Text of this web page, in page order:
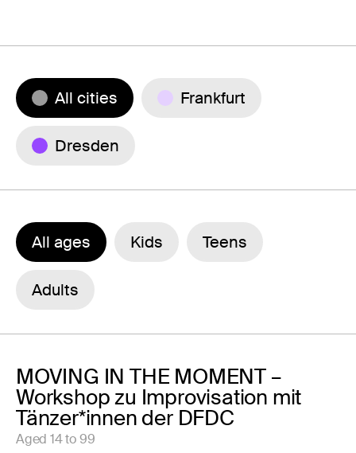
All cities Frankfurt
Dresden
All ages Kids Teens
Adults
MOVING IN THE MOMENT –
Workshop zu Improvisation mit
Tänzer*innen der DFDC
Aged 14 to 99